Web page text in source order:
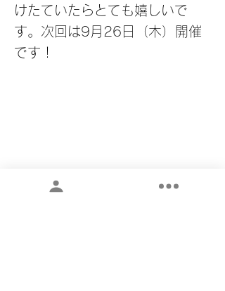
けたていたらとても嬉しいで
す。次回は9月26日（木）開催
です！